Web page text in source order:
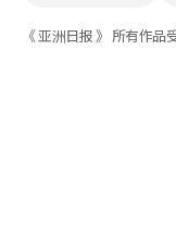
《 亚洲日报 》 所有作品